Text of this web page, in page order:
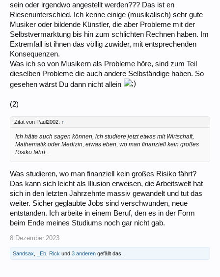
sein oder irgendwo angestellt werden??? Das ist en
Riesenunterschied. Ich kenne einige (musikalisch) sehr gute
Musiker oder bildende Künstler, die aber Probleme mit der
Selbstvermarktung bis hin zum schlichten Rechnen haben. Im
Extremfall ist ihnen das völlig zuwider, mit entsprechenden
Konsequenzen.
Was ich so von Musikern als Probleme höre, sind zum Teil
dieselben Probleme die auch andere Selbständige haben. So
gesehen wärst Du dann nicht allein
(2)
Zitat von Paul2002: ↑
Ich hätte auch sagen können, ich studiere jetzt etwas mit Wirtschaft,
Mathematik oder Medizin, etwas eben, wo man finanziell kein großes
Risiko fährt....
Was studieren, wo man finanziell kein großes Risiko fährt?
Das kann sich leicht als Illusion erweisen, die Arbeitswelt hat
sich in den letzten Jahrzehnte massiv gewandelt und tut das
weiter. Sicher geglaubte Jobs sind verschwunden, neue
entstanden. Ich arbeite in einem Beruf, den es in der Form
beim Ende meines Studiums noch gar nicht gab.
8.Dezember.2023
Sandsax _Eb Rick und 3 anderen gefällt das.